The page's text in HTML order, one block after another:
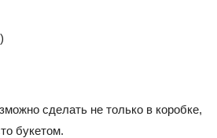
сделать не только в коробке,
букетом.